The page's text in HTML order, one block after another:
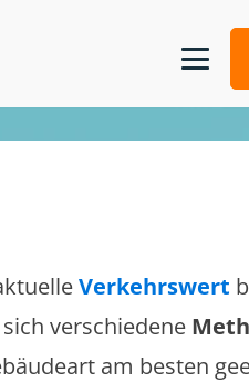
Verkehrswert
verschiedene
am besten